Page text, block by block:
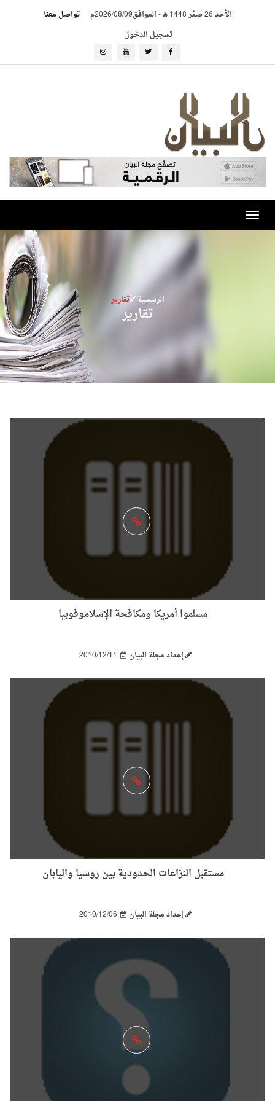
الأحد 26 صفر 1448 هـ -الموافق2026/08/09م
تواصل معنا
تسجيل الدخول
Toggle
navigation
الرئيسية تقارير
تقارير
مسلموا أمريكا ومكافحة الإسلاموفوبيا
إعداد مجلة البيان 2010/12/11
مستقبل النزاعات الحدودية بين روسيا واليابان
إعداد مجلة البيان 2010/12/06